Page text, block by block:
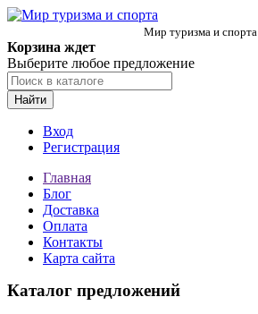
Мир туризма и спорта
Корзина ждет
Выберите любое предложение
Найти
Вход
Регистрация
Главная
Блог
Доставка
Оплата
Контакты
Карта сайта
Каталог предложений